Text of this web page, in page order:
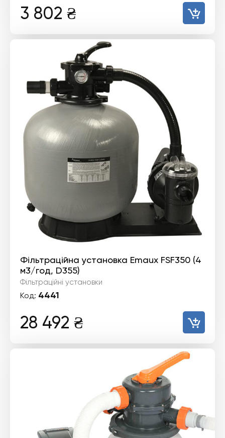
3 802 ₴
Фільтраційна установка Emaux FSF350 (4
м3/год, D355)
Фільтраційні установки
Код: 4441
28 492 ₴